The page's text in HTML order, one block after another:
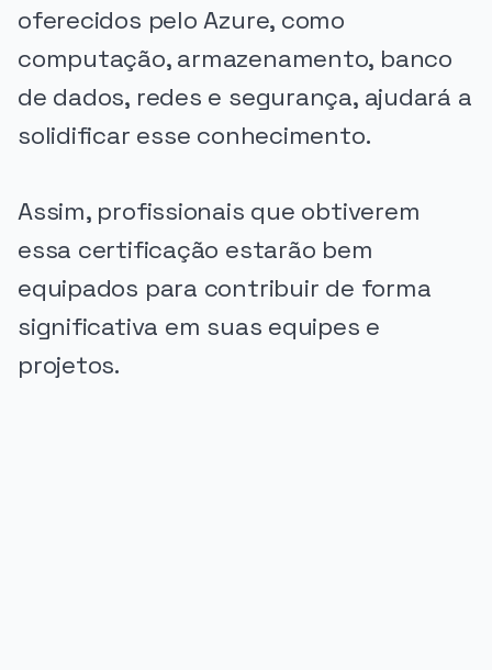
oferecidos pelo Azure, como
computação, armazenamento, banco
de dados, redes e segurança, ajudará a
solidificar esse conhecimento.
Assim, profissionais que obtiverem
essa certificação estarão bem
equipados para contribuir de forma
significativa em suas equipes e
projetos.